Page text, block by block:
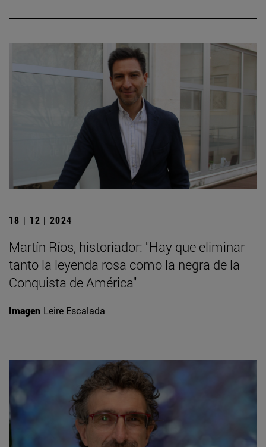
18 | 12 | 2024
Martín Ríos, historiador: "Hay que eliminar
tanto la leyenda rosa como la negra de la
Conquista de América"
Imagen Leire Escalada